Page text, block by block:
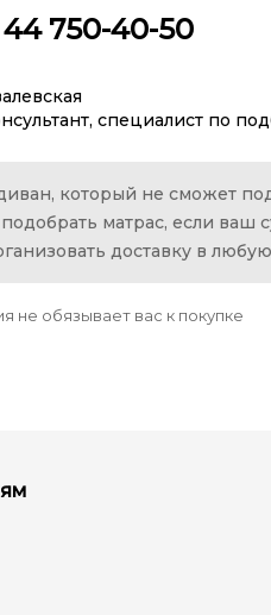
44 750-40-50
специалист по
который не сможет
матрас, если ваш
доставку в
не обязывает вас к покупке